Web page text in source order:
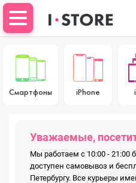
Смартфоны iPhone
Уважаемые,
Мы работаем с 10:00 - 21:00
доступен самовывоз и
Петербургу. Все курьеры